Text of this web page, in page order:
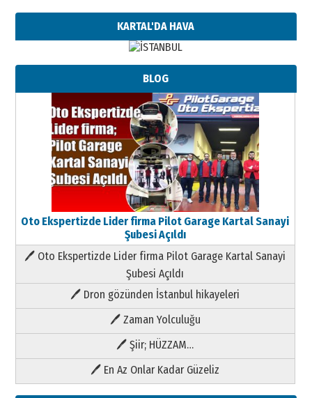
KARTAL'DA HAVA
BLOG
Oto Ekspertizde Lider firma Pilot Garage Kartal Sanayi
Şubesi Açıldı
🖊 Oto Ekspertizde Lider firma Pilot Garage Kartal Sanayi
Şubesi Açıldı
🖊 Dron gözünden İstanbul hikayeleri
🖊 Zaman Yolculuğu
🖊 Şiir; HÜZZAM…
🖊 En Az Onlar Kadar Güzeliz